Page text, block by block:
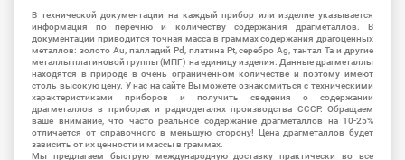
В технической документации на каждый прибор или изделие указывается
информация по перечню и количеству содержания драгметаллов. В
документации приводится точная масса в граммах содержания драгоценных
металлов: золото Au, палладий Pd, платина Pt, серебро Ag, тантал Ta и другие
металлы платиновой группы (МПГ) на единицу изделия. Данные драгметаллы
находятся в природе в очень ограниченном количестве и поэтому имеют
столь высокую цену. У нас на сайте Вы можете ознакомиться с техническими
характеристиками приборов и получить сведения о содержании
драгметаллов в приборах и радиодеталях производства СССР. Обращаем
ваше внимание, что часто реальное содержание драгметаллов на 10-25%
отличается от справочного в меньшую сторону! Цена драгметаллов будет
зависить от их ценности и массы в граммах.
Мы предлагаем быструю международную доставку практически во все